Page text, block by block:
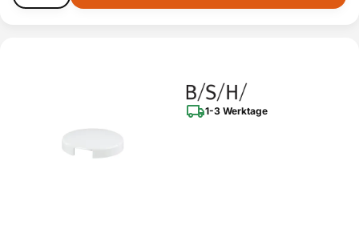
1-3 Werktage